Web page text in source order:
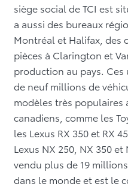
siège social de TCI est
a aussi des bureaux
Montréal et Halifax, des
pièces à Clarington et
production au pays.
de neuf millions de
modèles très populaires
canadiens, comme les
les Lexus RX 350 et RX
Lexus NX 250, NX 350
vendu plus de 19
dans le monde et est le